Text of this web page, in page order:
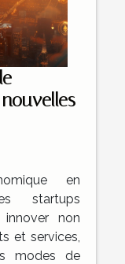
en
startups
non
et services,
modes de